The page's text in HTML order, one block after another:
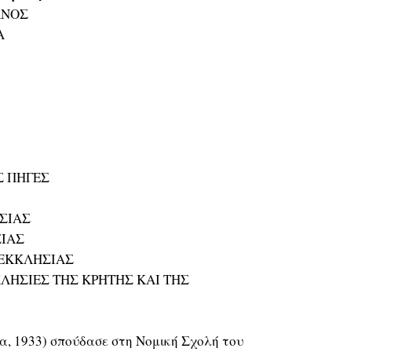
ΠΗΓΕΣ
ΤΗΣ ΚΡΗΤΗΣ ΚΑΙ ΤΗΣ
1933) σπούδασε στη Νομική Σχολή του